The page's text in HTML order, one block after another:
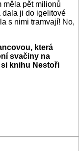
měla pět milionů
dala ji do igelitové
s nimi tramvají! No,
která
svačiny na
knihu Nestoři